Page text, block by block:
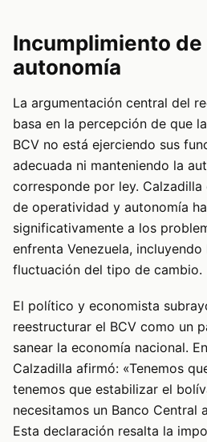
Incumplimiento
autonomía
La argumentación central del
basa en la percepción de que
BCV no está ejerciendo sus
adecuada ni manteniendo la
corresponde por ley.
de operatividad y autonomía
significativamente a los
enfrenta Venezuela,
fluctuación del tipo de cambio.
El político y economista
reestructurar el BCV como un
sanear la economía nacional.
Calzadilla afirmó: «Tenemos
tenemos que estabilizar el
necesitamos un Banco Central
Esta declaración resalta la